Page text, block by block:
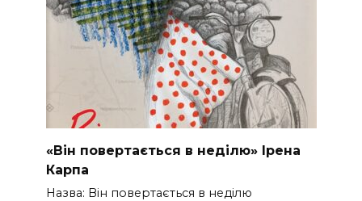
«Він повертається в неділю» Ірена
Карпа
Назва: Він повертається в неділю